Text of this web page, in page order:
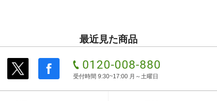
最近見た商品
受付時間 9:30~17:00 月～土曜日